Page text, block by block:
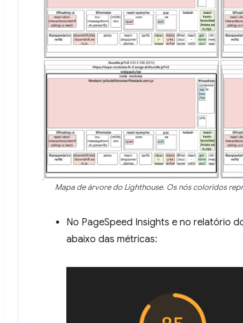
Mapa de árvore do Lighthouse. Os nós coloridos
No PageSpeed Insights e no relatório
abaixo das métricas: